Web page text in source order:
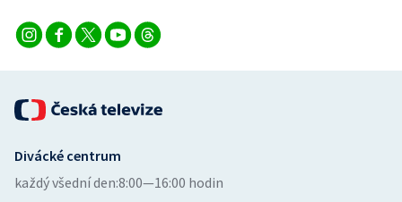
Volejbal
Ostatní
Divácké centrum
každý všední den:8:00—16:00 hodin